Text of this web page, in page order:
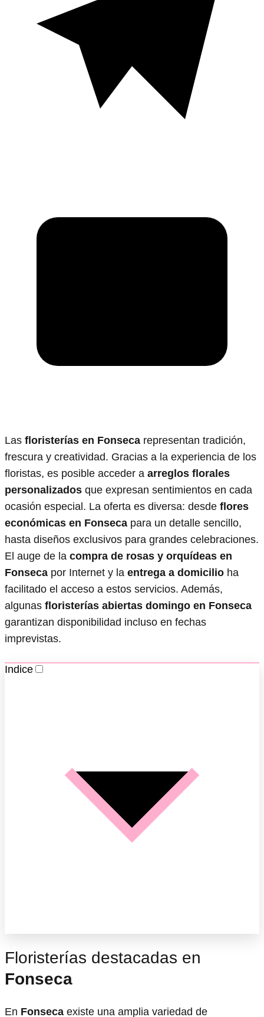
Las floristerías en Fonseca representan tradición,
frescura y creatividad. Gracias a la experiencia de los
floristas, es posible acceder a arreglos florales
personalizados que expresan sentimientos en cada
ocasión especial. La oferta es diversa: desde flores
económicas en Fonseca para un detalle sencillo,
hasta diseños exclusivos para grandes celebraciones.
El auge de la compra de rosas y orquídeas en
Fonseca por Internet y la entrega a domicilio ha
facilitado el acceso a estos servicios. Además,
algunas floristerías abiertas domingo en Fonseca
garantizan disponibilidad incluso en fechas
imprevistas.
Indice
Floristerías destacadas en
Fonseca
En Fonseca existe una amplia variedad de